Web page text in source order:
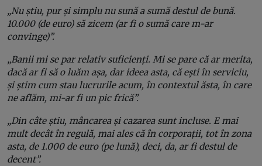
„Nu știu, pur și simplu nu sună a sumă destul de bună.
10.000 (de euro) să zicem (ar fi o sumă care m-ar
convinge)”.
„Banii mi se par relativ suficienți. Mi se pare că ar merita,
dacă ar fi să o luăm așa, dar ideea asta, că ești în serviciu,
și știm cum stau lucrurile acum, în contextul ăsta, în care
ne aflăm, mi-ar fi un pic frică”.
„Din câte știu, mâncarea și cazarea sunt incluse. E mai
mult decât în regulă, mai ales că în corporații, tot în zona
asta, de 1.000 de euro (pe lună), deci, da, ar fi destul de
decent”.